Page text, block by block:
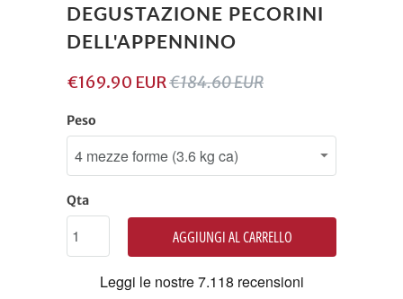
DEGUSTAZIONE PECORINI
DELL'APPENNINO
€169.90 EUR€184.60 EUR
Peso
Qta
AGGIUNGI AL CARRELLO